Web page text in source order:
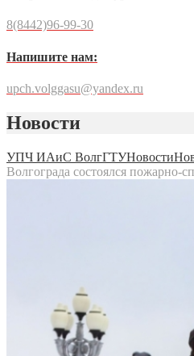
8(8442)96-99-30
Напишите нам:
upch.volggasu@yandex.ru
Новости
УПЧ ИАиС ВолгГТУНовости
Волгограда состоялся пожарно-